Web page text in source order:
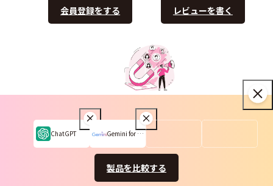
会員登録をする レビューを書く
製品掲載で顧客を呼び込む
製品を掲載する
ChatGPT Gemini for Google Workspace
製品を比較する